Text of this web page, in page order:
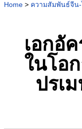
Home > ความสัมพันธ์จีน-
เอกอั
ในโอ
ปรเ